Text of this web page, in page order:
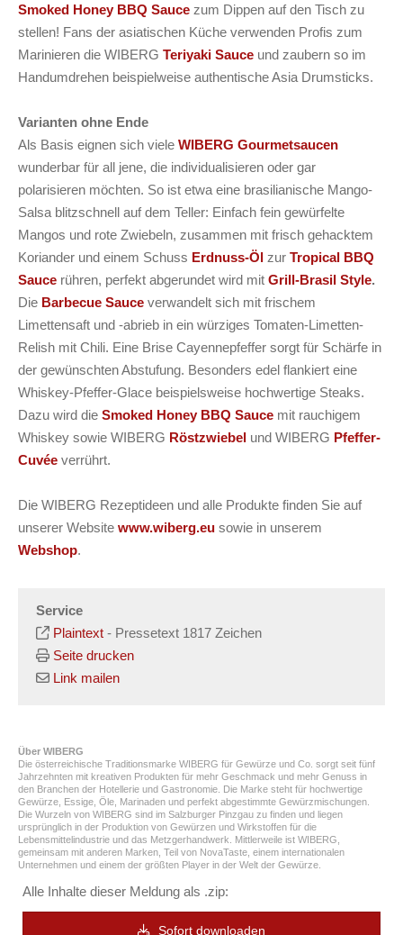
Smoked Honey BBQ Sauce zum Dippen auf den Tisch zu
stellen! Fans der asiatischen Küche verwenden Profis zum
Marinieren die WIBERG Teriyaki Sauce und zaubern so im
Handumdrehen beispielweise authentische Asia Drumsticks.
Varianten ohne Ende
Als Basis eignen sich viele WIBERG Gourmetsaucen
wunderbar für all jene, die individualisieren oder gar
polarisieren möchten. So ist etwa eine brasilianische Mango-
Salsa blitzschnell auf dem Teller: Einfach fein gewürfelte
Mangos und rote Zwiebeln, zusammen mit frisch gehacktem
Koriander und einem Schuss Erdnuss-Öl zur Tropical BBQ
Sauce rühren, perfekt abgerundet wird mit Grill-Brasil Style.
Die Barbecue Sauce verwandelt sich mit frischem
Limettensaft und -abrieb in ein würziges Tomaten-Limetten-
Relish mit Chili. Eine Brise Cayennepfeffer sorgt für Schärfe in
der gewünschten Abstufung. Besonders edel flankiert eine
Whiskey-Pfeffer-Glace beispielsweise hochwertige Steaks.
Dazu wird die Smoked Honey BBQ Sauce mit rauchigem
Whiskey sowie WIBERG Röstzwiebel und WIBERG Pfeffer-
Cuvée verrührt.
Die WIBERG Rezeptideen und alle Produkte finden Sie auf
unserer Website www.wiberg.eu sowie in unserem
Webshop.
Service
Plaintext - Pressetext 1817 Zeichen
Seite drucken
Link mailen
Über WIBERG
Die österreichische Traditionsmarke WIBERG für Gewürze und Co. sorgt seit fünf
Jahrzehnten mit kreativen Produkten für mehr Geschmack und mehr Genuss in
den Branchen der Hotellerie und Gastronomie. Die Marke steht für hochwertige
Gewürze, Essige, Öle, Marinaden und perfekt abgestimmte Gewürzmischungen.
Die Wurzeln von WIBERG sind im Salzburger Pinzgau zu finden und liegen
ursprünglich in der Produktion von Gewürzen und Wirkstoffen für die
Lebensmittelindustrie und das Metzgerhandwerk. Mittlerweile ist WIBERG,
gemeinsam mit anderen Marken, Teil von NovaTaste, einem internationalen
Unternehmen und einem der größten Player in der Welt der Gewürze.
Alle Inhalte dieser Meldung als .zip:
Sofort downloaden